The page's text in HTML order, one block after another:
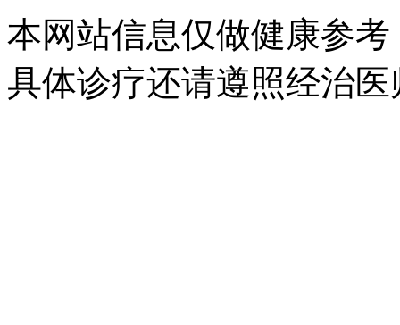
本网站信息仅做健康参
具体诊疗还请遵照经治医